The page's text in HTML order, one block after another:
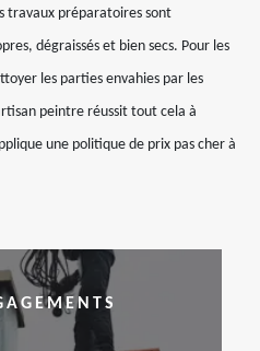
travaux préparatoires sont
dégraissés et bien secs. Pour les
les parties envahies par les
peintre réussit tout cela à
une politique de prix pas cher à